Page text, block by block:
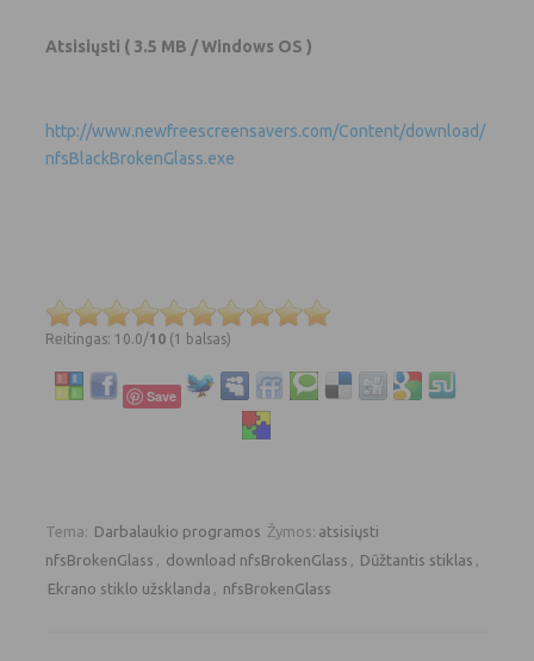
Atsisiųsti ( 3.5 MB / Windows OS )
http://www.newfreescreensavers.com/Content/download/
nfsBlackBrokenGlass.exe
Reitingas: 10.0/10 (1 balsas)
Save
Tema: Darbalaukio programos Žymos: atsisiųsti
nfsBrokenGlass
download nfsBrokenGlass Dūžtantis stiklas
Ekrano stiklo užsklanda
nfsBrokenGlass